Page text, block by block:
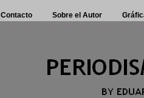
Contacto Sobre el Autor